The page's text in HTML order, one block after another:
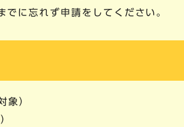
に忘れず申請をしてください。
象）